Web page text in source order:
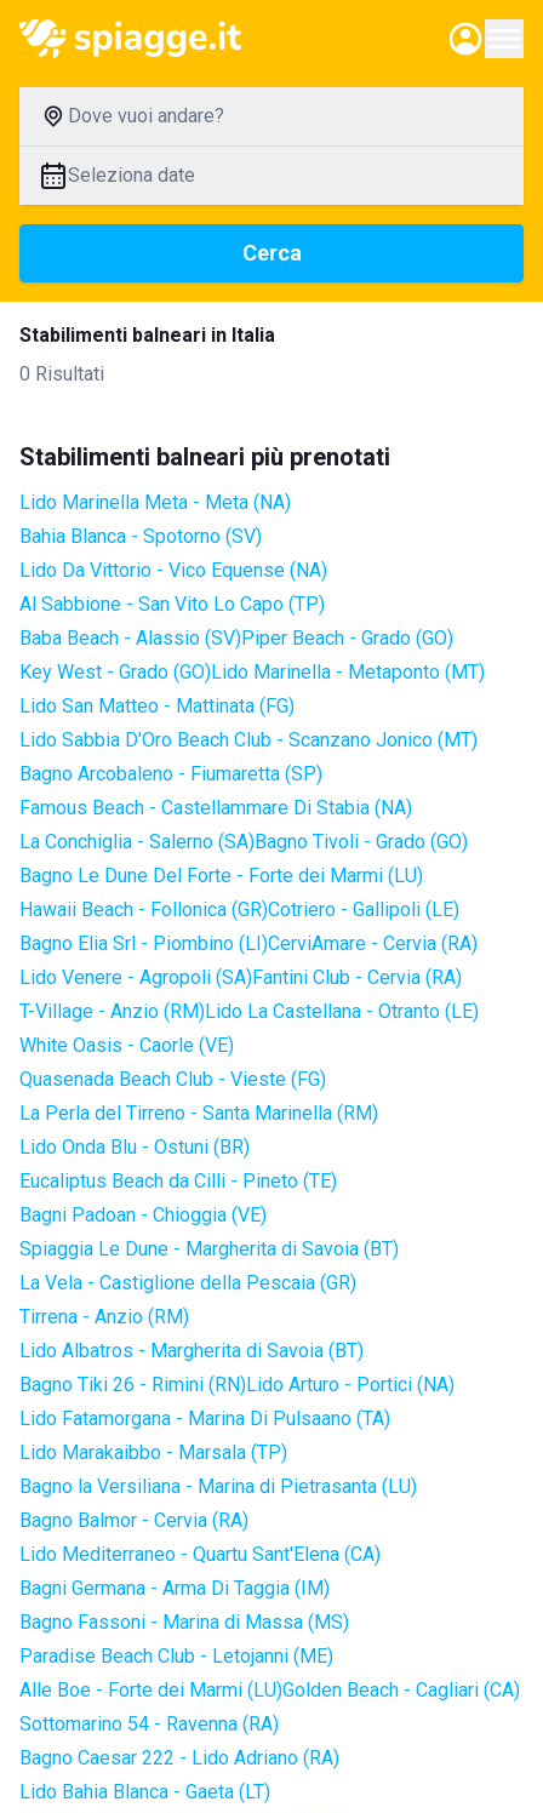
Dove vuoi andare?
Seleziona date
Cerca
Stabilimenti balneari in Italia
0 Risultati
Stabilimenti balneari più prenotati
Lido Marinella Meta - Meta (NA)
Bahia Blanca - Spotorno (SV)
Lido Da Vittorio - Vico Equense (NA)
Al Sabbione - San Vito Lo Capo (TP)
Baba Beach - Alassio (SV)Piper Beach - Grado (GO)
Key West - Grado (GO)Lido Marinella - Metaponto (MT)
Lido San Matteo - Mattinata (FG)
Lido Sabbia D'Oro Beach Club - Scanzano Jonico (MT)
Bagno Arcobaleno - Fiumaretta (SP)
Famous Beach - Castellammare Di Stabia (NA)
La Conchiglia - Salerno (SA)Bagno Tivoli - Grado (GO)
Bagno Le Dune Del Forte - Forte dei Marmi (LU)
Hawaii Beach - Follonica (GR)Cotriero - Gallipoli (LE)
Bagno Elia Srl - Piombino (LI)CerviAmare - Cervia (RA)
Lido Venere - Agropoli (SA)Fantini Club - Cervia (RA)
T-Village - Anzio (RM)Lido La Castellana - Otranto (LE)
White Oasis - Caorle (VE)
Quasenada Beach Club - Vieste (FG)
La Perla del Tirreno - Santa Marinella (RM)
Lido Onda Blu - Ostuni (BR)
Eucaliptus Beach da Cilli - Pineto (TE)
Bagni Padoan - Chioggia (VE)
Spiaggia Le Dune - Margherita di Savoia (BT)
La Vela - Castiglione della Pescaia (GR)
Tirrena - Anzio (RM)
Lido Albatros - Margherita di Savoia (BT)
Bagno Tiki 26 - Rimini (RN)Lido Arturo - Portici (NA)
Lido Fatamorgana - Marina Di Pulsaano (TA)
Lido Marakaibbo - Marsala (TP)
Bagno la Versiliana - Marina di Pietrasanta (LU)
Bagno Balmor - Cervia (RA)
Lido Mediterraneo - Quartu Sant'Elena (CA)
Bagni Germana - Arma Di Taggia (IM)
Bagno Fassoni - Marina di Massa (MS)
Paradise Beach Club - Letojanni (ME)
Alle Boe - Forte dei Marmi (LU)Golden Beach - Cagliari (CA)
Sottomarino 54 - Ravenna (RA)
Bagno Caesar 222 - Lido Adriano (RA)
Lido Bahia Blanca - Gaeta (LT)